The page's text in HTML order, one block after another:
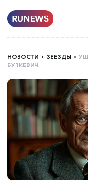
О
НАС
НОВОСТИ ЗВЕЗДЫ
БУТКЕВИЧ